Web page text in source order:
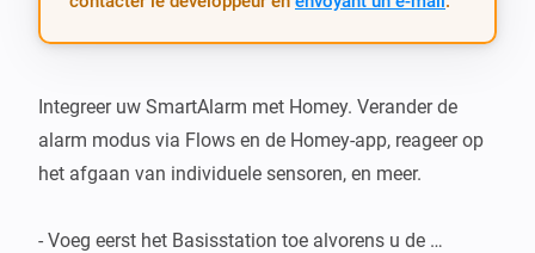
Integreer uw SmartAlarm met Homey. Verander de
alarm modus via Flows en de Homey-app, reageer op
het afgaan van individuele sensoren, en meer.
- Voeg eerst het Basisstation toe alvorens u de